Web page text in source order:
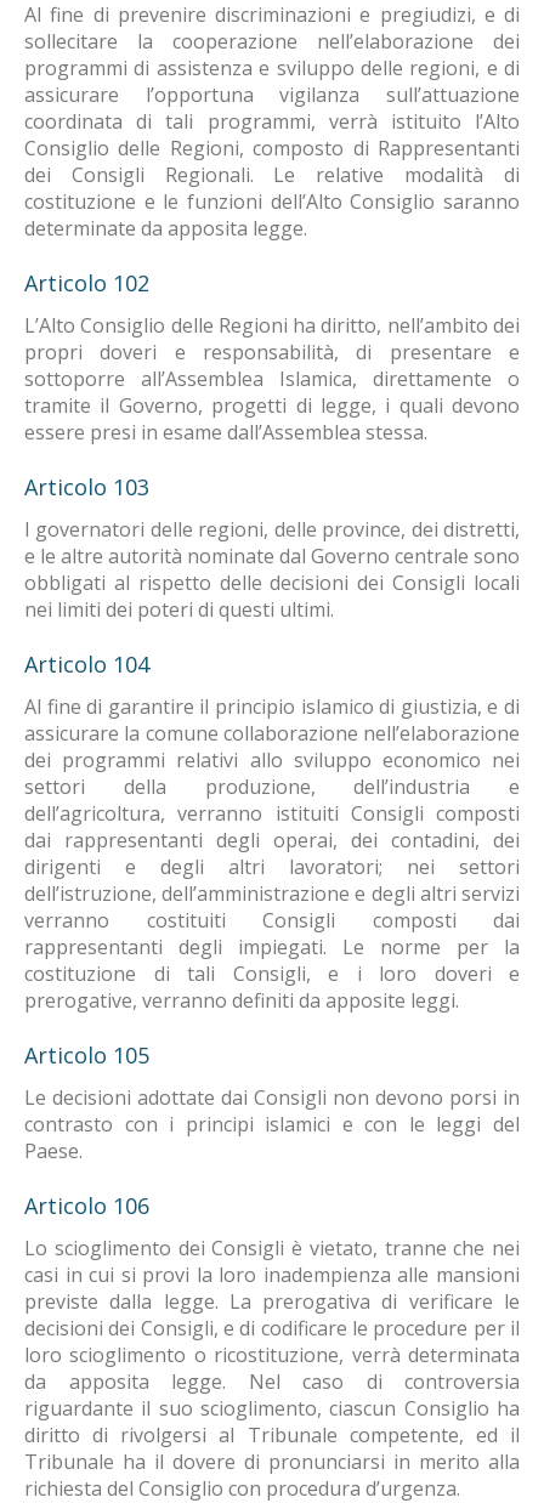
Al fine di prevenire discriminazioni e pregiudizi, e di
sollecitare la cooperazione nell’elaborazione dei
programmi di assistenza e sviluppo delle regioni, e di
assicurare l’opportuna vigilanza sull’attuazione
coordinata di tali programmi, verrà istituito l’Alto
Consiglio delle Regioni, composto di Rappresentanti
dei Consigli Regionali. Le relative modalità di
costituzione e le funzioni dell’Alto Consiglio saranno
determinate da apposita legge.
Articolo 102
L’Alto Consiglio delle Regioni ha diritto, nell’ambito dei
propri doveri e responsabilità, di presentare e
sottoporre all’Assemblea Islamica, direttamente o
tramite il Governo, progetti di legge, i quali devono
essere presi in esame dall’Assemblea stessa.
Articolo 103
I governatori delle regioni, delle province, dei distretti,
e le altre autorità nominate dal Governo centrale sono
obbligati al rispetto delle decisioni dei Consigli locali
nei limiti dei poteri di questi ultimi.
Articolo 104
Al fine di garantire il principio islamico di giustizia, e di
assicurare la comune collaborazione nell’elaborazione
dei programmi relativi allo sviluppo economico nei
settori della produzione, dell’industria e
dell’agricoltura, verranno istituiti Consigli composti
dai rappresentanti degli operai, dei contadini, dei
dirigenti e degli altri lavoratori; nei settori
dell’istruzione, dell’amministrazione e degli altri servizi
verranno costituiti Consigli composti dai
rappresentanti degli impiegati. Le norme per la
costituzione di tali Consigli, e i loro doveri e
prerogative, verranno definiti da apposite leggi.
Articolo 105
Le decisioni adottate dai Consigli non devono porsi in
contrasto con i principi islamici e con le leggi del
Paese.
Articolo 106
Lo scioglimento dei Consigli è vietato, tranne che nei
casi in cui si provi la loro inadempienza alle mansioni
previste dalla legge. La prerogativa di verificare le
decisioni dei Consigli, e di codificare le procedure per il
loro scioglimento o ricostituzione, verrà determinata
da apposita legge. Nel caso di controversia
riguardante il suo scioglimento, ciascun Consiglio ha
diritto di rivolgersi al Tribunale competente, ed il
Tribunale ha il dovere di pronunciarsi in merito alla
richiesta del Consiglio con procedura d’urgenza.